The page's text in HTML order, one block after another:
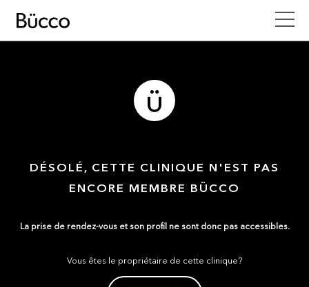
DÉSOLÉ, CETTE CLINIQUE N'EST PAS
ENCORE MEMBRE BÜCCO
La prise de rendez-vous et son profil ne sont donc pas accessibles.
Vous êtes le propriétaire de cette clinique?